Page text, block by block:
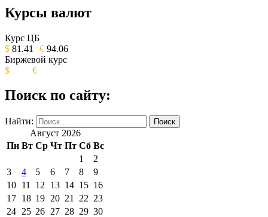
ОБЩЕСТВЕННО-ПОЛИТИЧЕСКОЕ
ИЗДАНИЕ КАМЧАТСКОГО КРАЯ.
Курсы валют
Курс ЦБ
$ 81.41 € 94.06
Биржевой курс
$
€
Поиск по сайту:
Найти:
Август 2026
Пн Вт Ср Чт Пт Сб Вс
1
2
3
4 5 6 7 8
9
10 11 12 13 14 15 16
17 18 19 20 21 22 23
24 25 26 27 28 29 30